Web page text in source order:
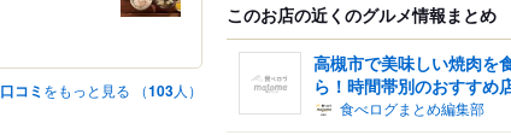
口コミ をもっと見る （103人）
このお店の近くのグルメ情報まとめ
高槻市で美味しい焼肉を
ら！時間帯別のおすすめ
食べログまとめ編集部